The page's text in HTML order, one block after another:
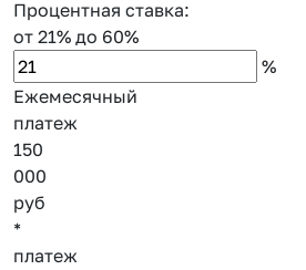
Процентная ставка:
от 21% до 60%
%
Ежемесячный
платеж
150
000
руб
*
платеж